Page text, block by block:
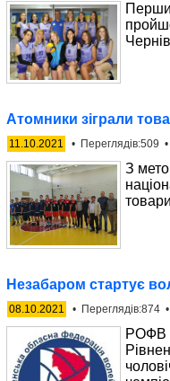
Атомники зіграли
11.10.2021 • Переглядів:509
З
Незабаром стартує
08.10.2021 • Переглядів:874
РОФВ